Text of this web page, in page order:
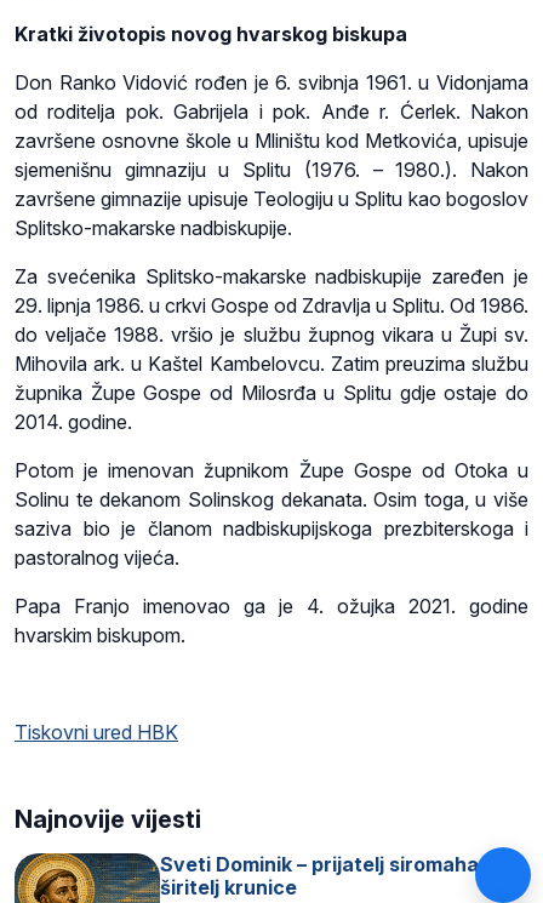
Kratki životopis novog hvarskog biskupa
Don Ranko Vidović rođen je 6. svibnja 1961. u Vidonjama
od roditelja pok. Gabrijela i pok. Anđe r. Ćerlek. Nakon
završene osnovne škole u Mliništu kod Metkovića, upisuje
sjemenišnu gimnaziju u Splitu (1976. – 1980.). Nakon
završene gimnazije upisuje Teologiju u Splitu kao bogoslov
Splitsko-makarske nadbiskupije.
Za svećenika Splitsko-makarske nadbiskupije zaređen je
29. lipnja 1986. u crkvi Gospe od Zdravlja u Splitu. Od 1986.
do veljače 1988. vršio je službu župnog vikara u Župi sv.
Mihovila ark. u Kaštel Kambelovcu. Zatim preuzima službu
župnika Župe Gospe od Milosrđa u Splitu gdje ostaje do
2014. godine.
Potom je imenovan župnikom Župe Gospe od Otoka u
Solinu te dekanom Solinskog dekanata. Osim toga, u više
saziva bio je članom nadbiskupijskoga prezbiterskoga i
pastoralnog vijeća.
Papa Franjo imenovao ga je 4. ožujka 2021. godine
hvarskim biskupom.
Tiskovni ured HBK
Najnovije vijesti
Sveti Dominik – prijatelj siromaha i
širitelj krunice